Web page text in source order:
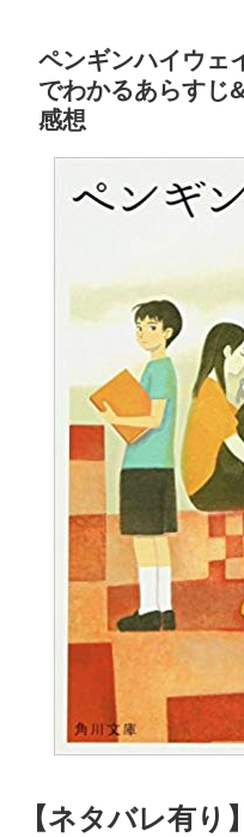
ペンギンハイウェ
でわかるあらすじ
感想
【ネタバレ有